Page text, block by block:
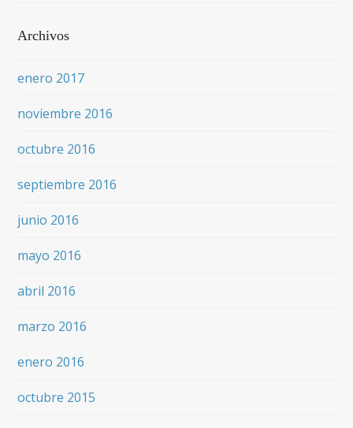
Archivos
enero 2017
noviembre 2016
octubre 2016
septiembre 2016
junio 2016
mayo 2016
abril 2016
marzo 2016
enero 2016
octubre 2015